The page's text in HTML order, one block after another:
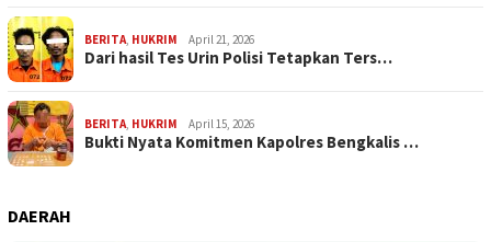
BERITA, HUKRIM April 21, 2026
Dari hasil Tes Urin Polisi Tetapkan Ters…
BERITA, HUKRIM April 15, 2026
Bukti Nyata Komitmen Kapolres Bengkalis …
DAERAH